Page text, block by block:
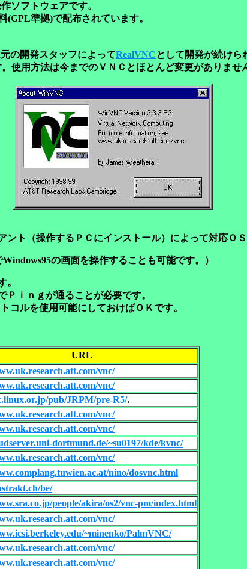
ソフトウェアです。
(GPL準拠)で配布されています。
の開発スタッフによってRealVNCとして開発が続けら
使用方法は今までのＶＮＣとほとんど変更がありませ
ト（操作するＰＣにインストール）によって対応ＯＳ
の画面を操作することも可能です。）
。
ｉｎｇが通ることが必要です。
コルを使用可能にしておけばＯＫです。
URL
vnc/
vnc/
pub/JRPM/pre-R5/.
vnc/
vnc/
dortmund.de/~su0197/kde/kvnc/
vnc/
nino/dosvnc.html
be/
people/akira/os2/vnc-pm/index.html
vnc/
~minenko/PalmVNC/
vnc/
vnc/